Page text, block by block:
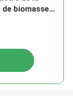
de biomasse